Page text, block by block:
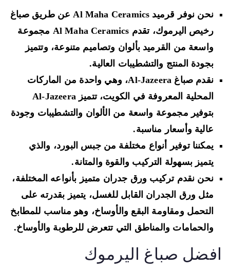
نحن نوفر قرميد Al Maha Ceramics عن طريق صباغ
رخيص اليرموك، تقدم Al Maha Ceramics مجموعة
واسعة من القرميد بألوان وتصاميم متنوعة، وتتميز
بجودة المنتج والتشطيبات العالية.
نقدم صباغ Al-Jazeera، وهي واحدة من الماركات
المحلية المعروفة في الكويت، تتميز Al-Jazeera
بتوفير مجموعة واسعة من الألوان والتشطيبات وجودة
عالية وأسعار مناسبة.
يمكننا توفير أنواع مختلفة من جبس البورد، والذي
يتميز بسهولة التركيب والقوة والمتانة.
نحن نقدم تركيب ورق جدران متميز بأنواعه المختلفة،
مثل ورق الجدران القابل للغسل، يتميز بقدرته على
التحمل ومقاومة البقع والأوساخ، وهو مناسب للمطابخ
والحمامات والمناطق التي تتعرض للرطوبة والأوساخ.
صباغ اليرموك